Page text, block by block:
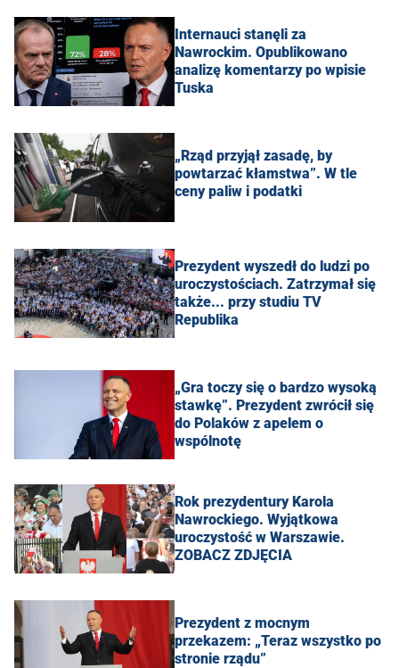
Internauci stanęli za
Nawrockim. Opublikowano
analizę komentarzy po wpisie
Tuska
„Rząd przyjął zasadę, by
powtarzać kłamstwa”. W tle
ceny paliw i podatki
Prezydent wyszedł do ludzi po
uroczystościach. Zatrzymał się
także... przy studiu TV
Republika
„Gra toczy się o bardzo wysoką
stawkę”. Prezydent zwrócił się
do Polaków z apelem o
wspólnotę
Rok prezydentury Karola
Nawrockiego. Wyjątkowa
uroczystość w Warszawie.
ZOBACZ ZDJĘCIA
Prezydent z mocnym
przekazem: „Teraz wszystko po
stronie rządu”